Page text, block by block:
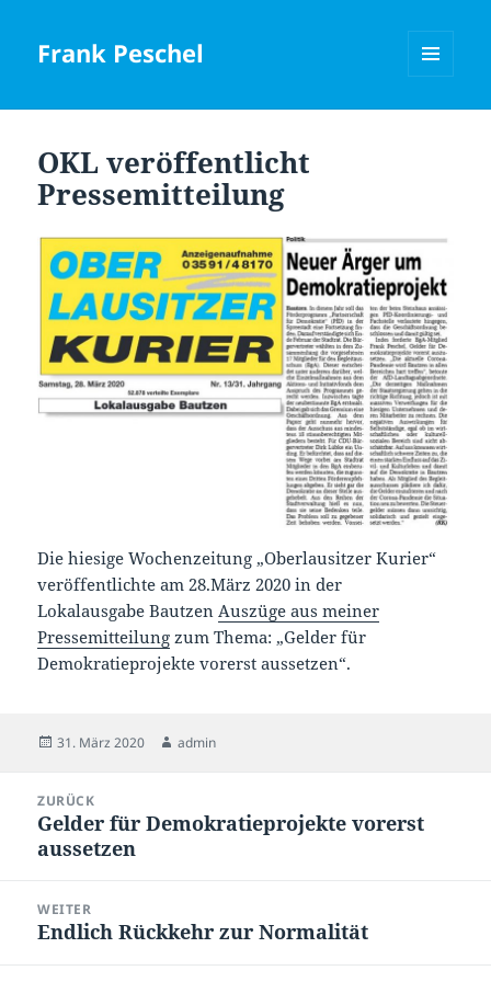
Frank Peschel
OKL veröffentlicht
Pressemitteilung
Die hiesige Wochenzeitung „Oberlausitzer Kurier“
veröffentlichte am 28.März 2020 in der
Lokalausgabe Bautzen Auszüge aus meiner
Pressemitteilung zum Thema: „Gelder für
Demokratieprojekte vorerst aussetzen“.
Veröffentlicht
31. März 2020 Autor
admin
ZURÜCK
Vorheriger
Beitrag:
Gelder für Demokratieprojekte vorerst
aussetzen
WEITER
Nächster
Endlich Rückkehr zur Normalität